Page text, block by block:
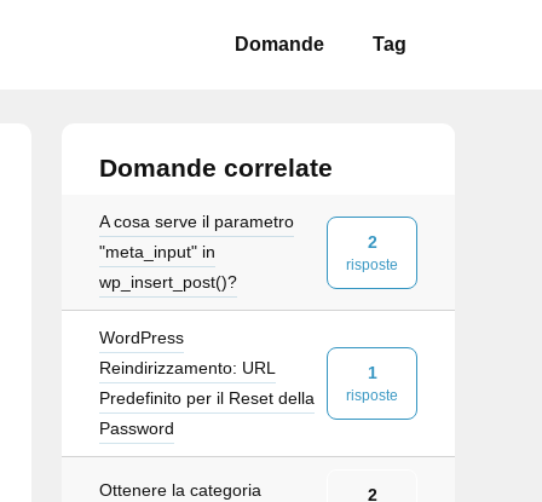
Domande Tag
Domande correlate
A cosa serve il parametro
"meta_input" in
wp_insert_post()?
2
risposte
WordPress
Reindirizzamento: URL
Predefinito per il Reset della
Password
1
risposte
Ottenere la categoria
2